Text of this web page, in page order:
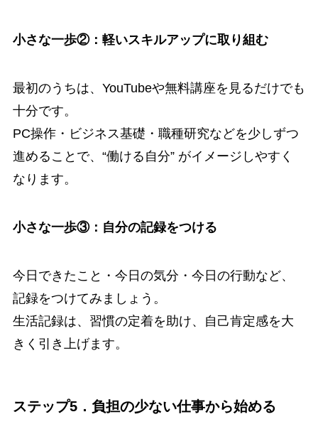
小さな一歩②：軽いスキルアップに取り組む
最初のうちは、YouTubeや無料講座を見るだけでも
十分です。
PC操作・ビジネス基礎・職種研究などを少しずつ
進めることで、“働ける自分” がイメージしやすく
なります。
小さな一歩③：自分の記録をつける
今日できたこと・今日の気分・今日の行動など、
記録をつけてみましょう。
生活記録は、習慣の定着を助け、自己肯定感を大
きく引き上げます。
ステップ5．負担の少ない仕事から始める